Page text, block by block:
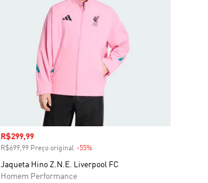
Preço com desconto
R$299,99
R$699,99 Preço original -55%Desconto
Jaqueta Hino Z.N.E. Liverpool FC
Homem Performance